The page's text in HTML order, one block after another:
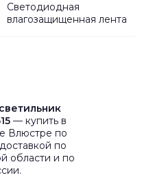
Светодиодная
влагозащищенная лента
— купить в
Влюстре по
по
области и по